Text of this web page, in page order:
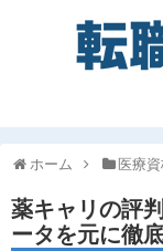
ホーム 医療
薬キャリの評
ータを元に徹